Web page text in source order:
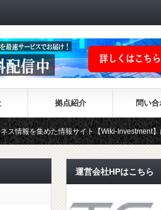
拠点紹介 問い
情報サイト【Wiki-Investment】はこちらから
運営会社HPはこちら